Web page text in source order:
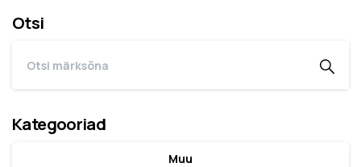
Otsi
Kategooriad
Muu